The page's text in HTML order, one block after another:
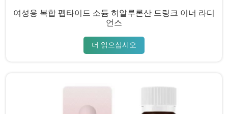
여성용 복합 펩타이드 소듐 히알루론산 드링크 이너 라디
언스
더 읽으십시오